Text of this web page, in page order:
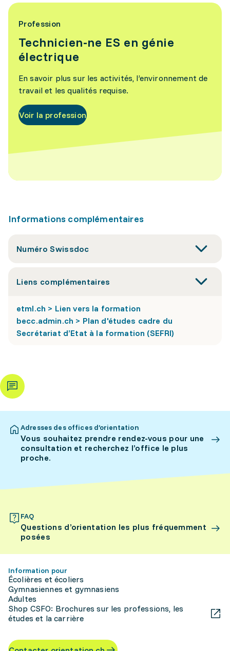
Profession
Technicien-ne ES en génie
électrique
En savoir plus sur les activités, l’environnement de
travail et les qualités requise.
Voir la profession
Informations complémentaires
Numéro Swissdoc
Liens complémentaires
etml.ch > Lien vers la formation
becc.admin.ch > Plan d'études cadre du
Secrétariat d’Etat à la formation (SEFRI)
Adresses des offices d’orientation
Vous souhaitez prendre rendez-vous pour une
consultation et recherchez l’office le plus
proche.
FAQ
Questions d’orientation les plus fréquemment
posées
Information pour
Écolières et écoliers
Gymnasiennes et gymnasiens
Adultes
Shop CSFO: Brochures sur les professions, les
études et la carrière